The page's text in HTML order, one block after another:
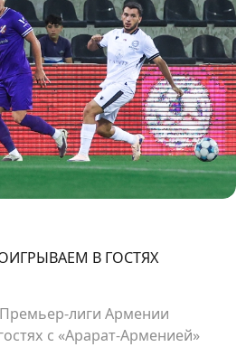
В ГОСТЯХ
лиги Армении
с «Арарат-Арменией»